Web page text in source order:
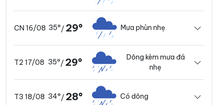
CN 16/08 35°/ 29° Mưa phùn nhẹ
T2 17/08 35°/ 29°
Dông kèm mưa đá
nhẹ
T3 18/08 34°/ 28° Có dông